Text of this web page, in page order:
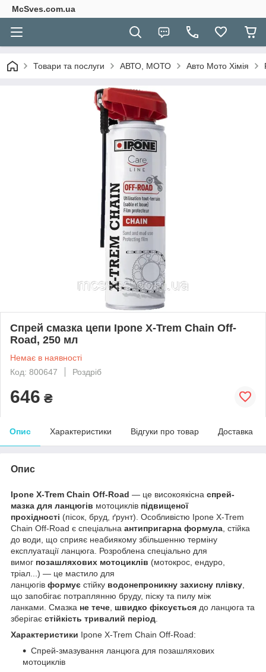
McSves.com.ua
Товари та послуги АВТО, МОТО Авто Мото Хімія
Спрей смазка цепи Ipone X-Trem Chain Off-
Road, 250 мл
Немає в наявності
Код: 800647
Роздріб
646 ₴
Опис Характеристики Відгуки про товар Доставка
Опис
Ipone X-Trem Chain Off-Road — це високоякісна спрей-
мазка для ланцюгів мотоциклів підвищеної
прохідності (пісок, бруд, ґрунт). Особливістю Ipone X-Trem
Chain Off-Road є спеціальна антипригарна формула , стійка
до води, що сприяє неабиякому збільшенню терміну
експлуатації ланцюга. Розроблена спеціально для
вимог позашляхових мотоциклів (мотокрос, ендуро,
тріал...) — це мастило для
ланцюгів формує стійку водонепроникну захисну плівку
що запобігає потраплянню бруду, піску та пилу між
ланками. Смазка не тече швидко фіксується до ланцюга та
зберігає стійкість тривалий період
Характеристики Ipone X-Trem Chain Off-Road:
Спрей-змазування ланцюга для позашляхових
мотоциклів